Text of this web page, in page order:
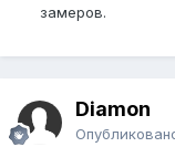
замеров.
Diamon